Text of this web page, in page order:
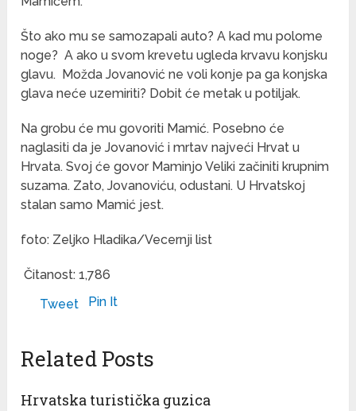
Što ako mu se samozapali auto? A kad mu polome
noge? A ako u svom krevetu ugleda krvavu konjsku
glavu. Možda Jovanović ne voli konje pa ga konjska
glava neće uzemiriti? Dobit će metak u potiljak.
Na grobu će mu govoriti Mamić. Posebno će
naglasiti da je Jovanović i mrtav najveći Hrvat u
Hrvata. Svoj će govor Maminjo Veliki začiniti krupnim
suzama. Zato, Jovanoviću, odustani. U Hrvatskoj
stalan samo Mamić jest.
foto: Zeljko Hladika/Vecernji list
Čitanost: 1,786
Tweet
Pin It
Related Posts
Hrvatska turistička guzica